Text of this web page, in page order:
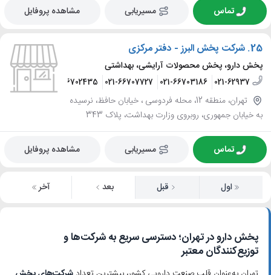
تماس مسیریابی مشاهده پروفایل
25. شرکت پخش البرز - دفتر مرکزی
پخش دارو، پخش محصولات آرایشی، بهداشتی
021-62937
021-66703186
021-66707727
021-66702435
66707934
تهران، منطقه 12، محله فردوسی ، خیابان حافظ، نرسیده
به خیابان جمهوری، روبروی وزارت بهداشت، پلاک 343
تماس مسیریابی مشاهده پروفایل
اول قبل بعد آخر
پخش دارو در تهران؛ دسترسی سریع به شرکت‌ها و
توزیع‌کنندگان معتبر